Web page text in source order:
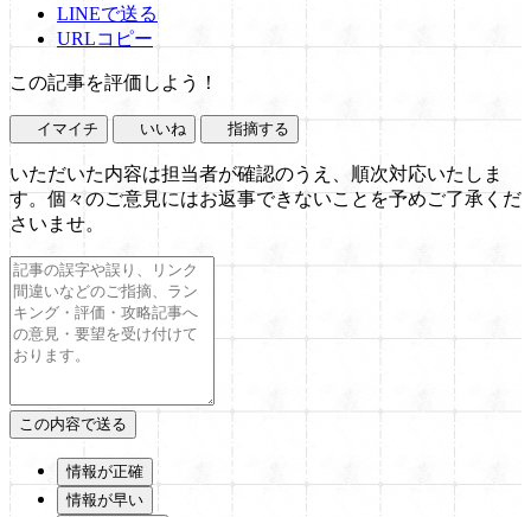
LINEで送る
URLコピー
この記事を評価しよう！
イマイチ いいね 指摘する
いただいた内容は担当者が確認のうえ、順次対応いたしま
す。個々のご意見にはお返事できないことを予めご了承くだ
さいませ。
情報が正確
情報が早い